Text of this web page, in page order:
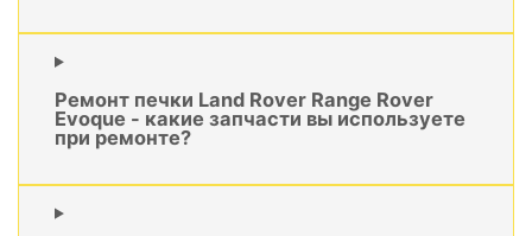
Ремонт печки Land Rover Range Rover
Evoque - какие запчасти вы используете
при ремонте?